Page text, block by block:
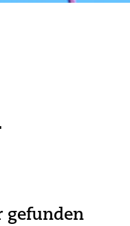
gefunden